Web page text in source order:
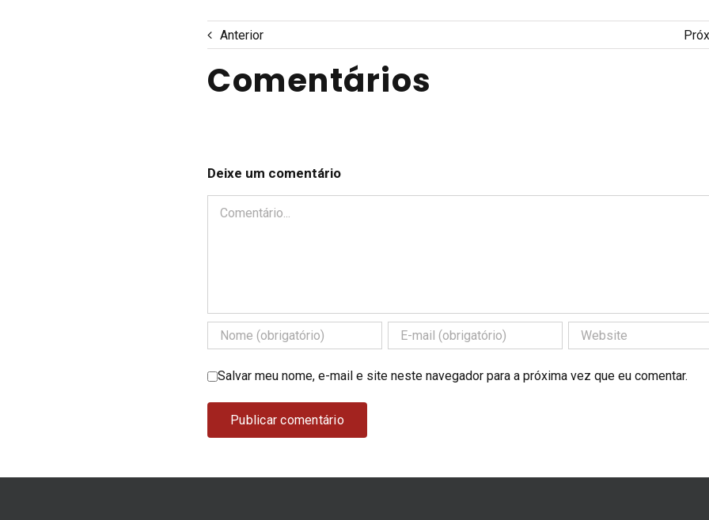
Anterior
Comentários
Deixe um comentário
Comentário
Salvar meu nome, e-mail e site neste navegador para a próxima vez que eu comentar.